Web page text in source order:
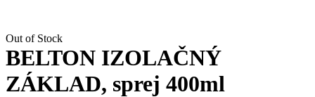
Out of Stock
BELTON IZOLAČNÝ
ZÁKLAD, sprej 400ml